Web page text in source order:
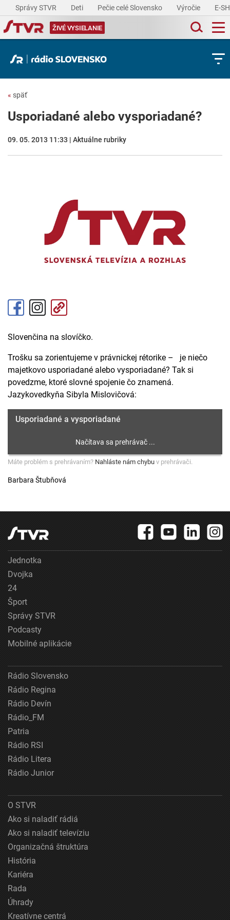
Správy STVR Deti Pečie celé Slovensko Výročie E-
ŽIVÉ VYSIELANIE
« späť
Usporiadané alebo vysporiadané?
09. 05. 2013 11:33 | Aktuálne rubriky
Slovenčina na slovíčko.
Trošku sa zorientujeme v právnickej rétorike – je niečo
majetkovo usporiadané alebo vysporiadané? Tak si
povedzme, ktoré slovné spojenie čo znamená.
Jazykovedkyňa Sibyla Mislovičová:
Usporiadané a vysporiadané
Máte problém s prehrávaním? Nahláste nám chybu v prehrávači.
Barbara Štubňová
Jednotka
Dvojka
24
Šport
Správy STVR
Podcasty
Mobilné aplikácie
Rádio Slovensko
Rádio Regina
Rádio Devín
Rádio_FM
Patria
Rádio RSI
Rádio Litera
Rádio Junior
O STVR
Ako si naladiť rádiá
Ako si naladiť televíziu
Organizačná štruktúra
História
Kariéra
Rada
Úhrady
Kreatívne centrá